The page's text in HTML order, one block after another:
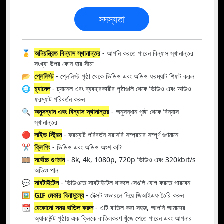
সদস্যতা
🥇 অনিয়ন্ত্রিত বিন্যাস স্থানান্তর- আপনি করতে পারেন বিন্যাস স্থানান্তর
সংখ্যা উপর কোন হার সীমা
📂 প্লেলিস্ট- প্লেলিস্ট পৃষ্ঠা থেকে ভিডিও এবং অডিও ফরম্যাট শিফট করুন
🌐 চ্যানেল- চ্যানেল এবং ব্যবহারকারীর পৃষ্ঠাগুলি থেকে ভিডিও এবং অডিও
ফরম্যাট পরিবর্তন করুন
🔍 অনুসন্ধান এবং বিন্যাস স্থানান্তর- অনুসন্ধান পৃষ্ঠা থেকে বিন্যাস
স্থানান্তর
🔴 লাইভ স্ট্রিম- ফরম্যাট পরিবর্তন সরাসরি সম্প্রচার সম্পূর্ণ গুণমানে
✂️ ক্লিপিং- ভিডিও এবং অডিও অংশ কাটা
🎞️ সর্বোচ্চ গুণমান- 8k, 4k, 1080p, 720p ভিডিও এবং 320kbit/s
অডিও পান
💬 সাবটাইটেল- ভিডিওতে সাবটাইটেল থাকলে সেগুলি যোগ করতে পারবেন
🖼️ GIF মেকার বিনামূল্যে- টেক্সট ওভারলে দিয়ে জিআইএফ তৈরি করুন
📆 যেকোনো সময় বাতিল করুন- এটি বাতিল করা সহজ, আপনি আমাদের
অ্যাকাউন্ট পৃষ্ঠায় এক ক্লিকে বাতিলকরণ খুঁজে পেতে পারেন এবং আপনার